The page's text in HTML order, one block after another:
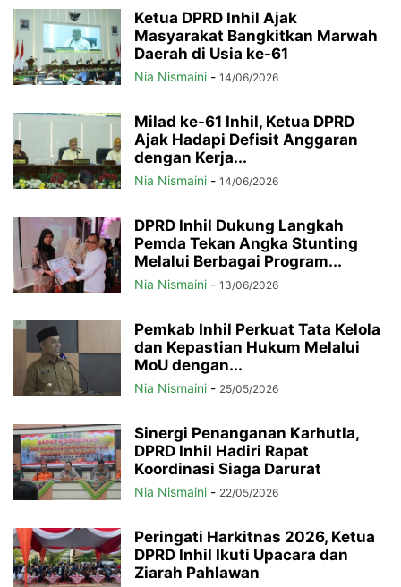
Ketua DPRD Inhil Ajak
Masyarakat Bangkitkan Marwah
Daerah di Usia ke-61
Nia Nismaini - 14/06/2026
Milad ke-61 Inhil, Ketua DPRD
Ajak Hadapi Defisit Anggaran
dengan Kerja...
Nia Nismaini - 14/06/2026
DPRD Inhil Dukung Langkah
Pemda Tekan Angka Stunting
Melalui Berbagai Program...
Nia Nismaini - 13/06/2026
Pemkab Inhil Perkuat Tata Kelola
dan Kepastian Hukum Melalui
MoU dengan...
Nia Nismaini - 25/05/2026
Sinergi Penanganan Karhutla,
DPRD Inhil Hadiri Rapat
Koordinasi Siaga Darurat
Nia Nismaini - 22/05/2026
Peringati Harkitnas 2026, Ketua
DPRD Inhil Ikuti Upacara dan
Ziarah Pahlawan